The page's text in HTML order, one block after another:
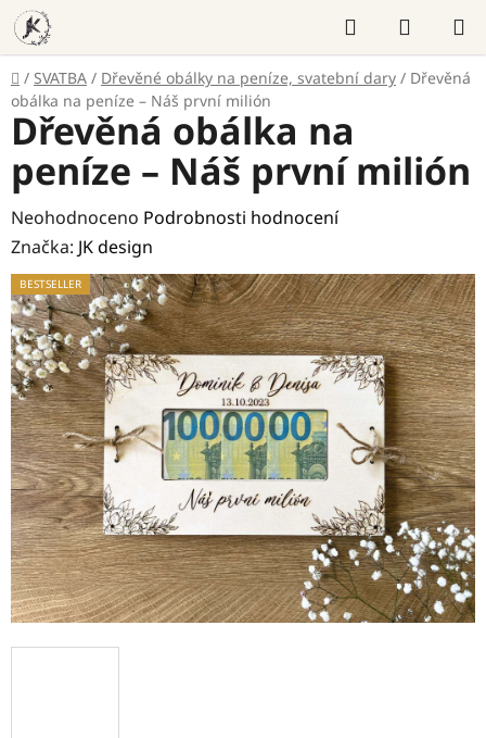
Přejít
na
obsah
Hledat
KOŠÍK
Domů
/ SVATBA / Dřevěné obálky na peníze, svatební dary / Dřevěná
obálka na peníze – Náš první milión
Dřevěná obálka na
peníze – Náš první milión
Průměrné
hodnocení
produktu
je
0,0
z
5
hvězdiček.
Neohodnoceno Podrobnosti hodnocení
Značka: JK design
BESTSELLER